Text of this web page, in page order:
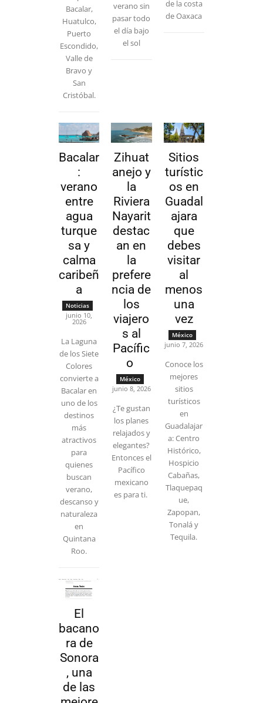
Bacalar,
Huatulco,
Puerto
Escondido,
Valle de
Bravo y
San
Cristóbal.
verano sin
pasar todo
el día bajo
el sol
de la costa
de Oaxaca
Bacalar
:
verano
entre
agua
turque
sa y
calma
caribeñ
a
Noticias
junio 10,
2026
La Laguna
de los Siete
Colores
convierte a
Bacalar en
uno de los
destinos
más
atractivos
para
quienes
buscan
verano,
descanso y
naturaleza
en
Quintana
Roo.
Zihuat
anejo y
la
Riviera
Nayarit
destac
an en
la
prefere
ncia de
los
viajero
s al
Pacífic
o
México
junio 8, 2026
¿Te gustan
los planes
relajados y
elegantes?
Entonces el
Pacífico
mexicano
es para ti.
Sitios
turístic
os en
Guadal
ajara
que
debes
visitar
al
menos
una
vez
México
junio 7, 2026
Conoce los
mejores
sitios
turísticos
en
Guadalajar
a: Centro
Histórico,
Hospicio
Cabañas,
Tlaquepaq
ue,
Zapopan,
Tonalá y
Tequila.
El
bacano
ra de
Sonora
, una
de las